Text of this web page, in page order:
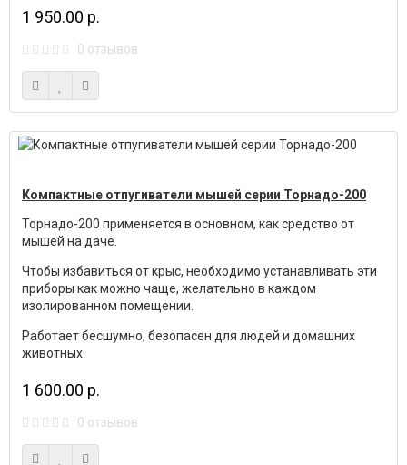
1 950.00 р.
0 отзывов
Компактные отпугиватели мышей серии Торнадо-200
Торнадо-200 применяется в основном, как средство от
мышей на даче.
Чтобы избавиться от крыс, необходимо устанавливать эти
приборы как можно чаще, желательно в каждом
изолированном помещении.
Работает бесшумно, безопасен для людей и домашних
животных.
1 600.00 р.
0 отзывов